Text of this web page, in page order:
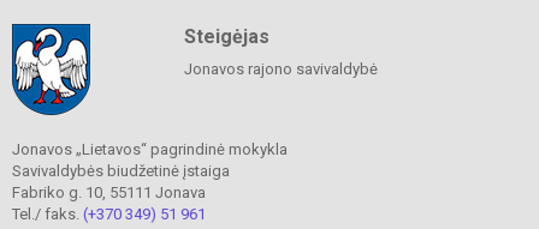
Steigėjas
Jonavos rajono savivaldybė
Jonavos „Lietavos“ pagrindinė mokykla
Savivaldybės biudžetinė įstaiga
Fabriko g. 10, 55111 Jonava
Tel./ faks. (+370 349) 51 961